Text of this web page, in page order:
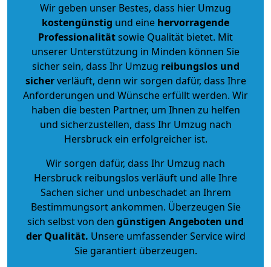
Wir geben unser Bestes, dass hier Umzug
kostengünstig und eine hervorragende
Professionalitätsowie Qualität bietet. Mit
unserer Unterstützung in Minden können Sie
sicher sein, dass Ihr Umzug reibungslos und
sicherverläuft, denn wir sorgen dafür, dass Ihre
Anforderungen und Wünsche erfüllt werden. Wir
haben die besten Partner, um Ihnen zu helfen
und sicherzustellen, dass Ihr Umzug nach
Hersbruck ein erfolgreicher ist.
Wir sorgen dafür, dass Ihr Umzug nach
Hersbruck reibungslos verläuft und alle Ihre
Sachen sicher und unbeschadet an Ihrem
Bestimmungsort ankommen. Überzeugen Sie
sich selbst von den günstigen Angeboten und
der Qualität. Unsere umfassender Service wird
Sie garantiert überzeugen.